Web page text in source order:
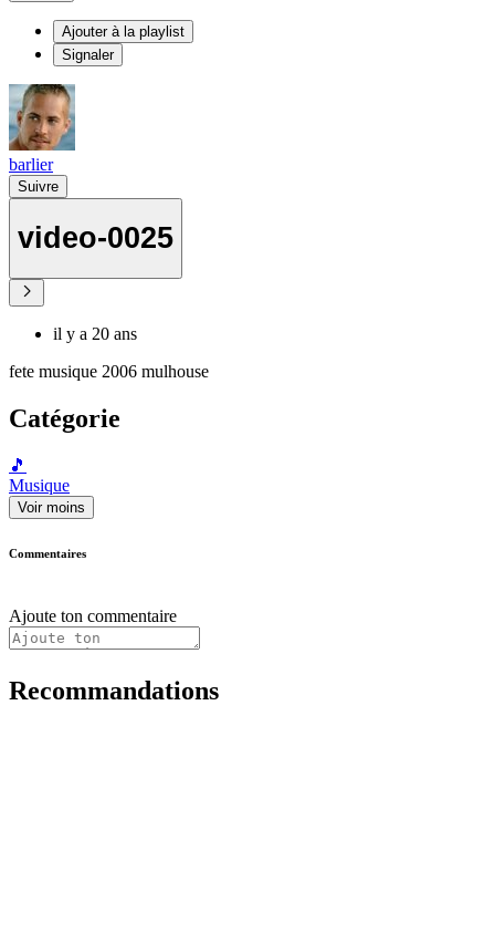
Ajouter à la playlist
Signaler
barlier
Suivre
video-0025
il y a 20 ans
fete musique 2006 mulhouse
Catégorie
🎵
Musique
Voir moins
Commentaires
Ajoute ton commentaire
Recommandations